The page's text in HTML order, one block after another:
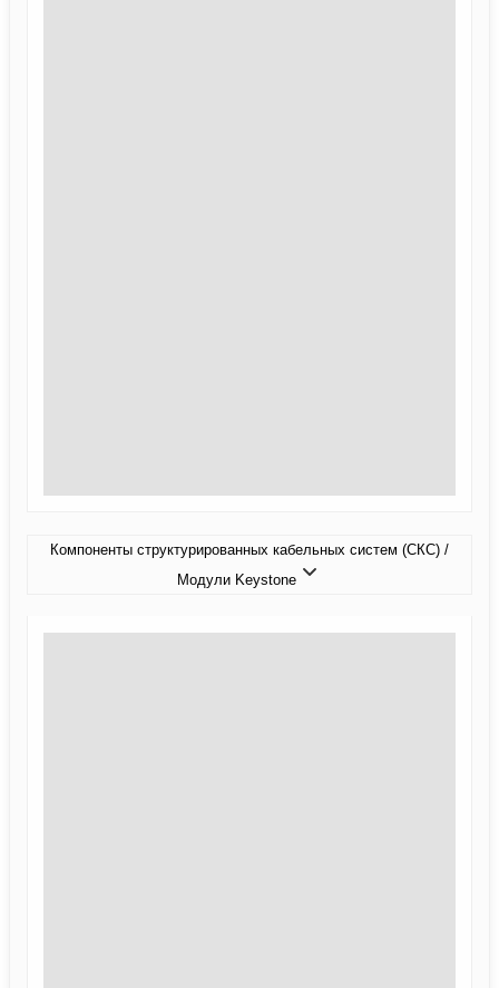
Компоненты структурированных кабельных систем (СКС) /
Модули Keystone